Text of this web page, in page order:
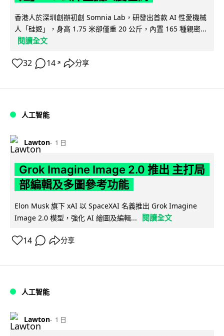
香港人於深圳創辦初創 Somnia Lab，研發出首款 AI 性愛機械
人「硅姬」，身高 1.75 米卻僅重 20 公斤，內置 165 種親密...
閱讀全文
32 14 ↗ 分享
人工智能
Lawton 1 日
Grok Imagine Image 2.0 推出 主打局
部編輯及多圖參考功能
Elon Musk 旗下 xAI 以 SpaceXAI 名義推出 Grok Imagine
Image 2.0 模型，強化 AI 繪圖及編輯...
閱讀全文
14 分享
人工智能
Lawton 1 日